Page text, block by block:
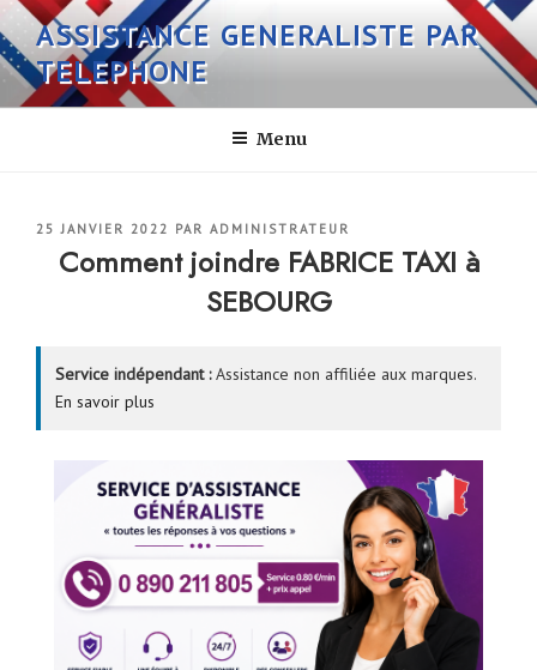
Aller
au
contenu
principal
ASSISTANCE GENERALISTE PAR
TELEPHONE
Menu
PUBLIÉ
25 JANVIER 2022 PAR ADMINISTRATEUR
Comment joindre FABRICE TAXI à
SEBOURG
Service indépendant :Assistance non affiliée aux marques.
En savoir plus